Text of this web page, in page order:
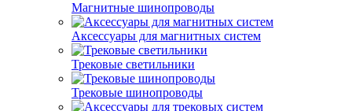
Магнитные шинопроводы
Аксессуары для магнитных систем
Трековые светильники
Трековые шинопроводы